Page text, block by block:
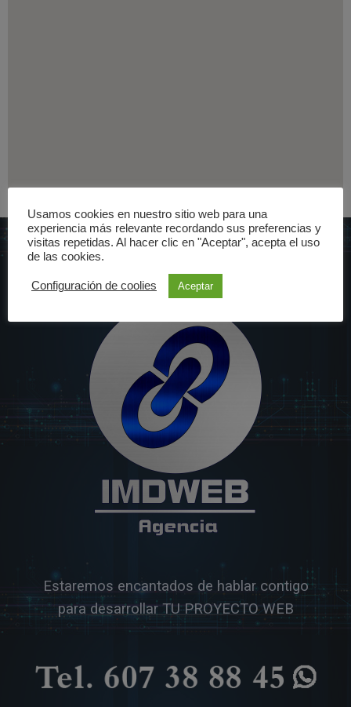
Estaremos encantados de hablar contigo
para desarrollar TU PROYECTO WEB
Usamos cookies en nuestro sitio web para una
experiencia más relevante recordando sus preferencias y
visitas repetidas. Al hacer clic en "Aceptar", acepta el uso
de las cookies.
Configuración de coolies Aceptar